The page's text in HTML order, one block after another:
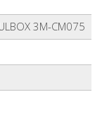
3M-CM075